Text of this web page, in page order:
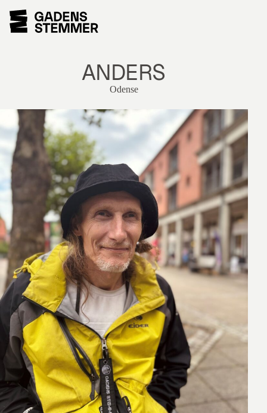
ANDERS
Odense